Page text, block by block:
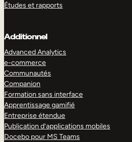
Études et rapports
Additionnel
Advanced Analytics
e-commerce
Communautés
Companion
Formation sans interface
Apprentissage gamifié
Entreprise étendue
Publication d’applications mobiles
Docebo pour MS Teams